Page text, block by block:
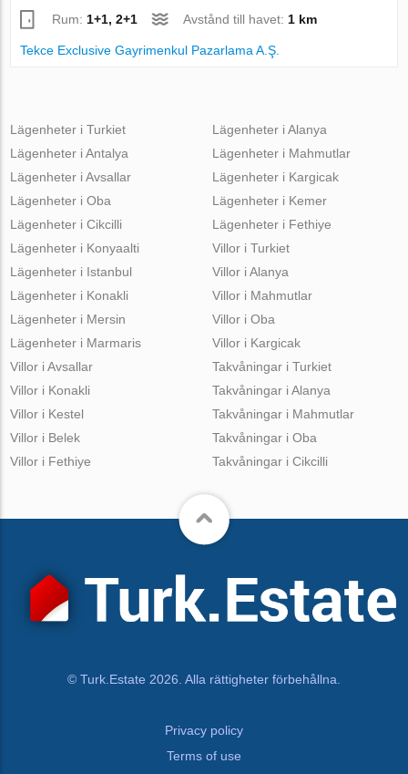
Rum: 1+1, 2+1 Avstånd till havet: 1 km
Tekce Exclusive Gayrimenkul Pazarlama A.Ş.
Lägenheter i Turkiet
Lägenheter i Antalya
Lägenheter i Avsallar
Lägenheter i Oba
Lägenheter i Cikcilli
Lägenheter i Alanya
Lägenheter i Mahmutlar
Lägenheter i Kargicak
Lägenheter i Kemer
Lägenheter i Fethiye
Lägenheter i Konyaalti
Lägenheter i Istanbul
Lägenheter i Konakli
Lägenheter i Mersin
Lägenheter i Marmaris
Villor i Turkiet
Villor i Alanya
Villor i Mahmutlar
Villor i Oba
Villor i Kargicak
Villor i Avsallar
Villor i Konakli
Villor i Kestel
Villor i Belek
Villor i Fethiye
Takvåningar i Turkiet
Takvåningar i Alanya
Takvåningar i Mahmutlar
Takvåningar i Oba
Takvåningar i Cikcilli
© Turk.Estate 2026. Alla rättigheter förbehållna.
Privacy policy
Terms of use